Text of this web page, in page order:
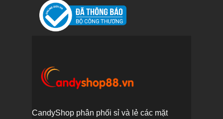
CandyShop phân phối sỉ và lẻ các mặt